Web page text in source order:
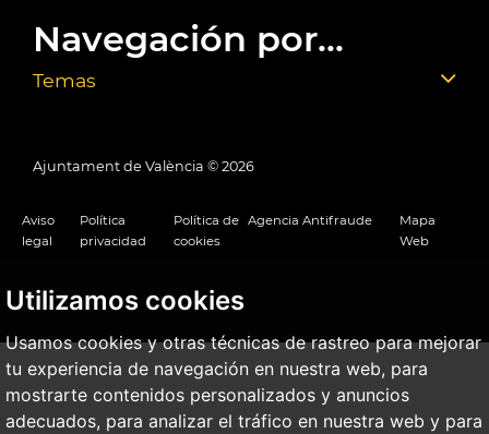
Utilizamos cookies
Usamos cookies y otras técnicas de rastreo para mejorar
tu experiencia de navegación en nuestra web, para
mostrarte contenidos personalizados y anuncios
adecuados, para analizar el tráfico en nuestra web y para
Navegación por...
Temas
Ajuntament de València © 2026
Aviso
legal
Política
privacidad
Política de
cookies
Agencia Antifraude
Mapa
Web